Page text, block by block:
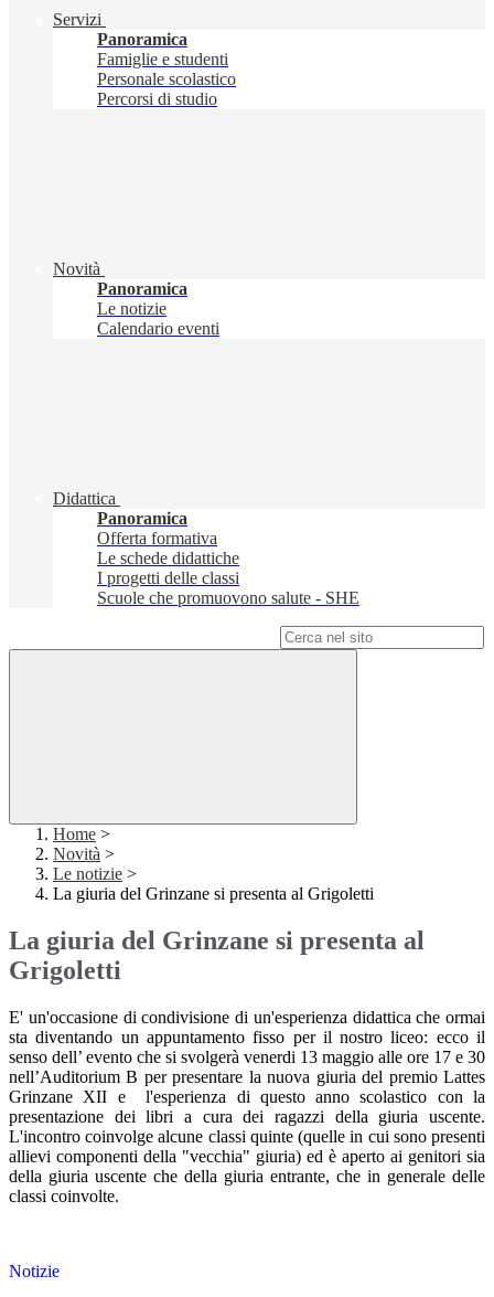
Servizi
Panoramica
Famiglie e studenti
Personale scolastico
Percorsi di studio
Novità
Panoramica
Le notizie
Calendario eventi
Didattica
Panoramica
Offerta formativa
Le schede didattiche
I progetti delle classi
Scuole che promuovono salute - SHE
Home >
Novità >
Le notizie >
La giuria del Grinzane si presenta al Grigoletti
La giuria del Grinzane si presenta al
Grigoletti
E' un'occasione di condivisione di un'esperienza didattica che ormai
sta diventando un appuntamento fisso per il nostro liceo: ecco il
senso dell’ evento che si svolgerà venerdi 13 maggio alle ore 17 e 30
nell’Auditorium B per presentare la nuova giuria del premio Lattes
Grinzane XII e l'esperienza di questo anno scolastico con la
presentazione dei libri a cura dei ragazzi della giuria uscente.
L'incontro coinvolge alcune classi quinte (quelle in cui sono presenti
allievi componenti della "vecchia" giuria) ed è aperto ai genitori sia
della giuria uscente che della giuria entrante, che in generale delle
classi coinvolte.
Notizie